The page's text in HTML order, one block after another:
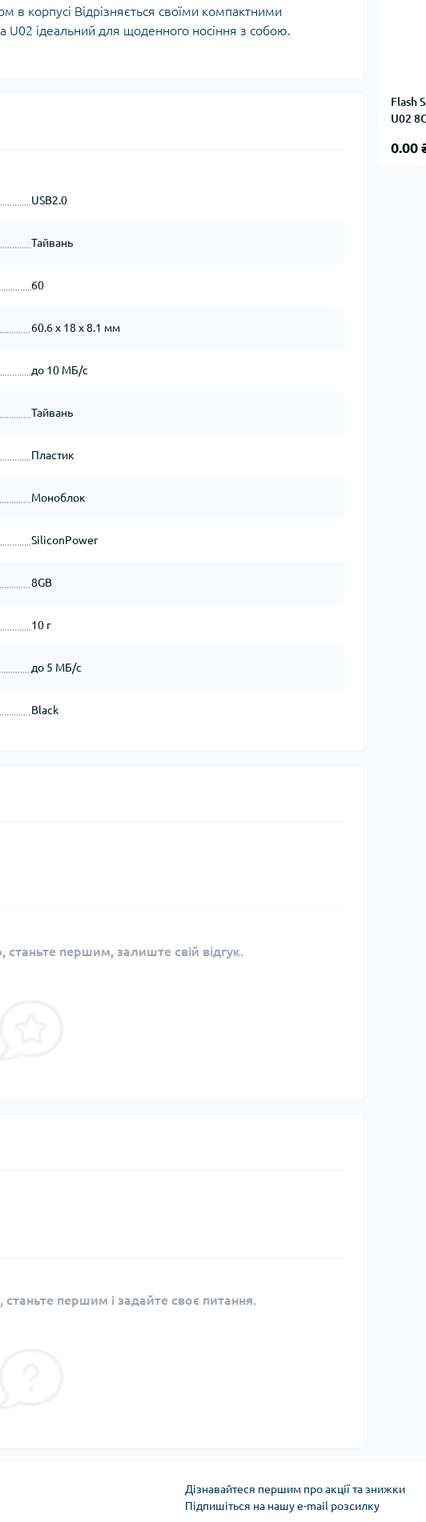
Flash
U02
0.00
в корпусі Відрізняється своїми компактними
U02 ідеальний для щоденного носіння з собою.
USB2.0
Тайвань
60
60.6 x 18 x 8.1 мм
до 10 МБ/с
Тайвань
Пластик
Моноблок
SiliconPower
8GB
10 г
до 5 МБ/с
Black
станьте першим, залиште свій відгук.
першим і задайте своє питання.
Дізнавайтеся першим про акції та знижки
Підпишіться на нашу e-mail розсилку